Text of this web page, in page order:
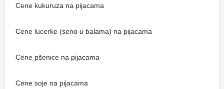
Cene kukuruza na pijacama
Cene lucerke (seno u balama) na pijacama
Cene pšenice na pijacama
Cene soje na pijacama